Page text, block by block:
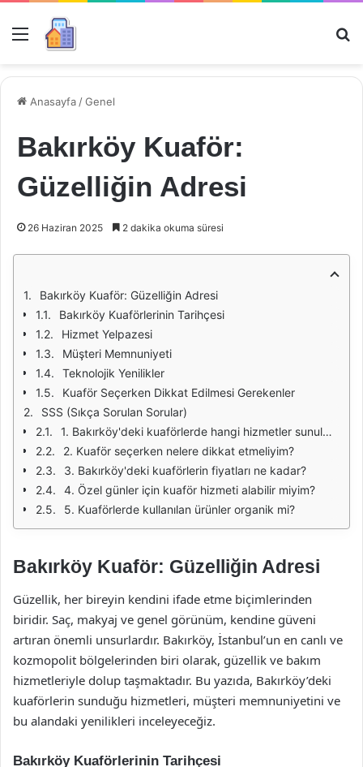
Menü
Anasayfa /Genel
Bakırköy Kuaför:
Güzelliğin Adresi
26 Haziran 2025 2 dakika okuma süresi
Bakırköy Kuaför: Güzelliğin Adresi
Bakırköy Kuaförlerinin Tarihçesi
Hizmet Yelpazesi
Müşteri Memnuniyeti
Teknolojik Yenilikler
Kuaför Seçerken Dikkat Edilmesi Gerekenler
SSS (Sıkça Sorulan Sorular)
1. Bakırköy'deki kuaförlerde hangi hizmetler sunulmaktadır?
2. Kuaför seçerken nelere dikkat etmeliyim?
3. Bakırköy'deki kuaförlerin fiyatları ne kadar?
4. Özel günler için kuaför hizmeti alabilir miyim?
5. Kuaförlerde kullanılan ürünler organik mi?
Bakırköy Kuaför: Güzelliğin Adresi
Güzellik, her bireyin kendini ifade etme biçimlerinden
biridir. Saç, makyaj ve genel görünüm, kendine güveni
artıran önemli unsurlardır. Bakırköy, İstanbul’un en canlı ve
kozmopolit bölgelerinden biri olarak, güzellik ve bakım
hizmetleriyle dolup taşmaktadır. Bu yazıda, Bakırköy’deki
kuaförlerin sunduğu hizmetleri, müşteri memnuniyetini ve
bu alandaki yenilikleri inceleyeceğiz.
Bakırköy Kuaförlerinin Tarihçesi